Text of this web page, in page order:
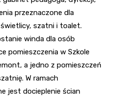
przeznaczone dla
szatni i toalet.
winda dla osób
pomieszczenia w Szkole
a jedno z pomieszczeń
W ramach
jest docieplenie ścian